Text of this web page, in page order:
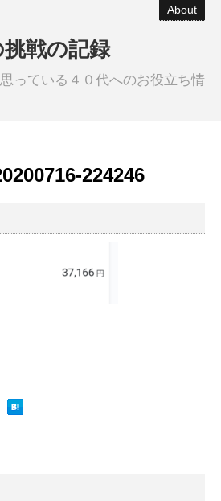
About
戦の記録
っている４０代へのお役立ち情
224246